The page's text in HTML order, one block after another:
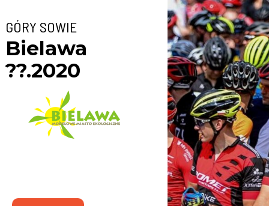
Bielawa
??.2020
GÓRY SOWIE